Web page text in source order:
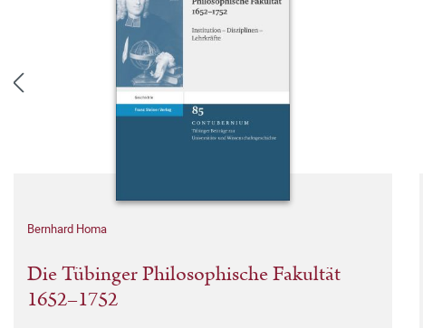
Bernhard Homa
Die Tübinger Philosophische Fakultät
1652–1752